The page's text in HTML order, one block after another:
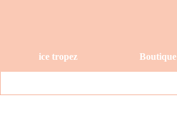
ice tropez Boutique